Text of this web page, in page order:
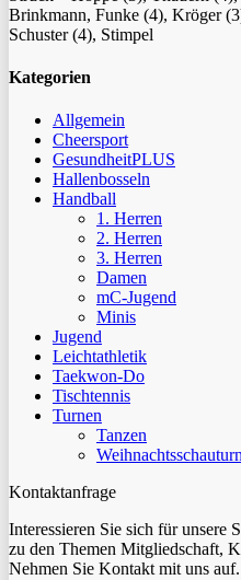
Brinkmann, Funke (4), Kröger
Schuster (4), Stimpel
Kategorien
Allgemein
Cheersport
GesundheitPLUS
Hallenbosseln
Handball
1. Herren
2. Herren
3. Herren
Damen
mC-Jugend
Minis
Jugend
Leichtathletik
Taekwon-Do
Tischtennis
Turnen
Tanzen
Kontaktanfrage
Interessieren Sie sich für unsere
zu den Themen Mitgliedschaft,
Nehmen Sie Kontakt mit uns